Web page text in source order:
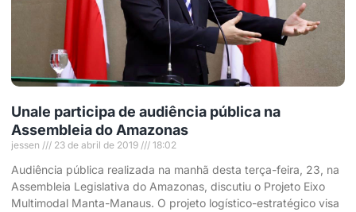
Unale participa de audiência pública na
Assembleia do Amazonas
jessen 23 de abril de 2019 18:02
Audiência pública realizada na manhã desta terça-feira, 23, na
Assembleia Legislativa do Amazonas, discutiu o Projeto Eixo
Multimodal Manta-Manaus. O projeto logístico-estratégico visa